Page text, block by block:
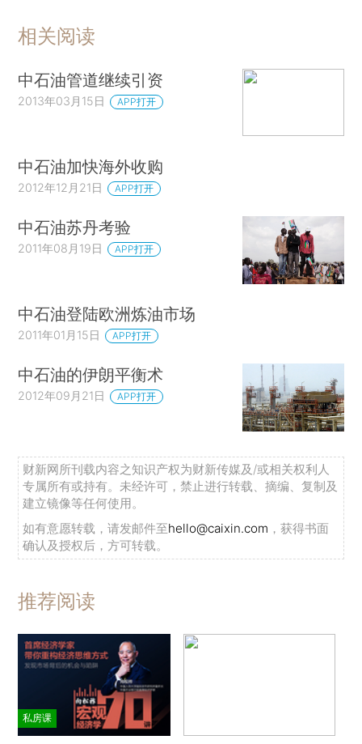
相关阅读
中石油管道继续引资
2013年03月15日 APP打开
中石油加快海外收购
2012年12月21日 APP打开
中石油苏丹考验
2011年08月19日 APP打开
中石油登陆欧洲炼油市场
2011年01月15日 APP打开
中石油的伊朗平衡术
2012年09月21日 APP打开
财新网所刊载内容之知识产权为财新传媒及/或相关权利人
专属所有或持有。未经许可，禁止进行转载、摘编、复制及
建立镜像等任何使用。
如有意愿转载，请发邮件至hello@caixin.com ，获得书面
确认及授权后，方可转载。
推荐阅读
私房课